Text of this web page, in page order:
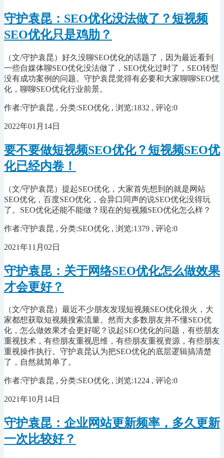
守护袁昆：SEO优化没法做了？短视频
SEO优化只是鸡肋？
（文/守护袁昆）好久没聊SEO优化的话题了，因为最近看到
一些自媒体聊SEO优化没法做了，SEO优化过时了，SEO转型
没有成功案例的问题。守护袁昆觉得有必要和大家聊聊SEO优
化，聊聊SEO优化行业前景。
作者:守护袁昆 , 分类:SEO优化 , 浏览:1832 , 评论:0
2022年01月14日
要不要做短视频SEO优化？短视频SEO优
化已经内卷！
（文/守护袁昆）提起SEO优化，大家首先想到的就是网站
SEO优化，百度SEO优化，会异口同声的说SEO优化没得玩
了。SEO优化还能不能做？现在的短视频SEO优化怎么样？
作者:守护袁昆 , 分类:SEO优化 , 浏览:1379 , 评论:0
2021年11月02日
守护袁昆：关于网络SEO优化怎么做效果
才会更好？
（文/守护袁昆）最近不少朋友发现短视频SEO优化很火，大
家都想获取短视频搜索流量。然而大多数朋友并不懂SEO优
化，怎么做效果才会更好呢？说起SEO优化的问题，有些朋友
重视技术，有些朋友重视思维，有些朋友重视资源，有些朋友
重视操作执行。守护袁昆认为把SEO优化的底层逻辑搞清楚
了，自然就简单了。
作者:守护袁昆 , 分类:SEO优化 , 浏览:1224 , 评论:0
2021年10月14日
守护袁昆：企业网站更新频率，多久更新
一次比较好？